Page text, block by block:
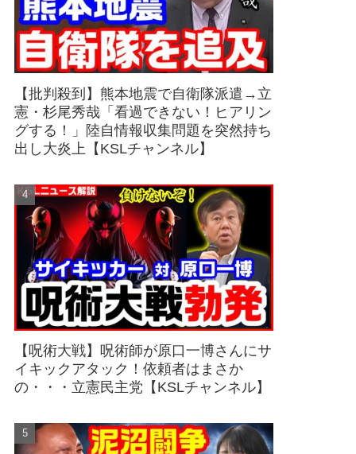
【批判殺到】熊本地震で自衛隊派遣→立
憲・杉尾秀哉「看過できない！ヒアリン
グする！」陸自情報収集問題を突然持ち
出し大炎上【KSLチャンネル】
【呪術大戦】呪術師が原口一博さんにサ
イキックアタック！依頼者はまさか
の・・・立憲民主党【KSLチャンネル】